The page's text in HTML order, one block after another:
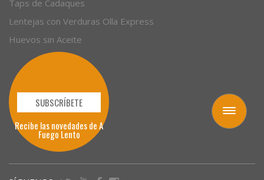
Toggle
navigation
Taps de Cadaques
Lentejas con Verduras Olla Express
Huevos sin Aceite
SUBSCRÍBETE
Recibe las novedades de A
Fuego Lento